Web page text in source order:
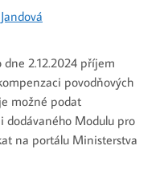
2.12.2024 příjem
povodňových
možné podat
Modulu pro
na portálu Ministerstva